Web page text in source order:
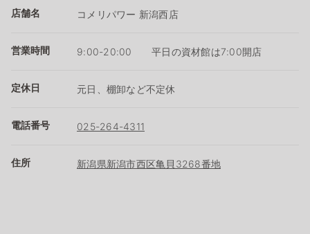
店舗名 コメリパワー 新潟西店
営業時間 9:00-20:00 平日の資材館は7:00開店
定休日 元日、棚卸など不定休
電話番号 025-264-4311
住所 新潟県新潟市西区亀貝3268番地